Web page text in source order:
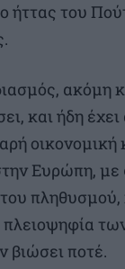
ήττας του
ακόμη
και ήδη έχει
οικονομική
Ευρώπη,
πληθυσμού,
πλειοψηφία
βιώσει ποτέ.